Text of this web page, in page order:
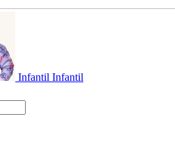
Infantil Infantil